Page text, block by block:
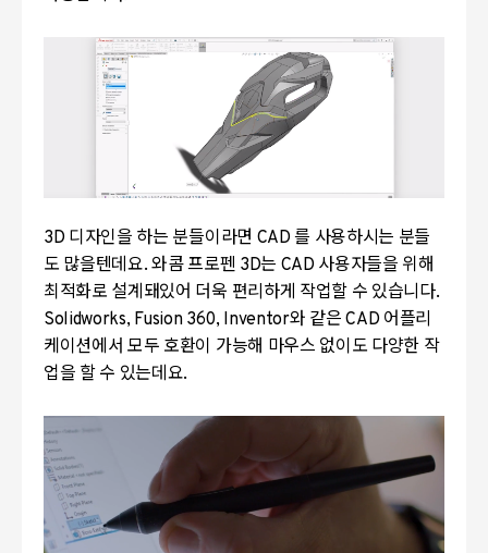
3D 디자인을 하는 분들이라면 CAD 를 사용하시는 분들
도 많을텐데요. 와콤 프로펜 3D는 CAD 사용자들을 위해
최적화로 설계돼있어 더욱 편리하게 작업할 수 있습니다.
Solidworks, Fusion 360, Inventor와 같은 CAD 어플리
케이션에서 모두 호환이 가능해 마우스 없이도 다양한 작
업을 할 수 있는데요.